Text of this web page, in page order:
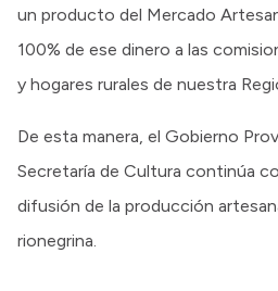
un producto del Mercado
100% de ese dinero a las
y hogares rurales de nuestra
De esta manera, el Gobierno
Secretaría de Cultura continúa
difusión de la producción
rionegrina.